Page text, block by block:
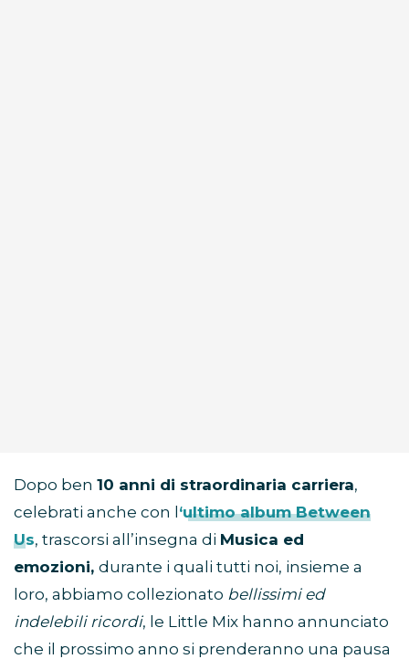
Dopo ben 10 anni di straordinaria carriera,
celebrati anche con l‘ultimo album Between
Us, trascorsi all’insegna di Musica ed
emozioni, durante i quali tutti noi, insieme a
loro, abbiamo collezionato bellissimi ed
indelebili ricordi, le Little Mix hanno annunciato
che il prossimo anno si prenderanno una pausa